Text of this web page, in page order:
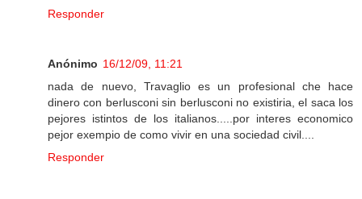
Responder
Anónimo 16/12/09, 11:21
nada de nuevo, Travaglio es un profesional che hace
dinero con berlusconi sin berlusconi no existiria, el saca los
pejores istintos de los italianos.....por interes economico
pejor exempio de como vivir en una sociedad civil....
Responder